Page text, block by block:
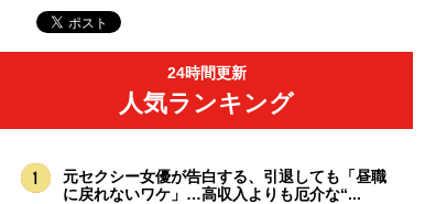
24時間更新
人気ランキング
元セクシー女優が告白する、引退しても「昼職
に戻れないワケ」…高収入よりも厄介な“...